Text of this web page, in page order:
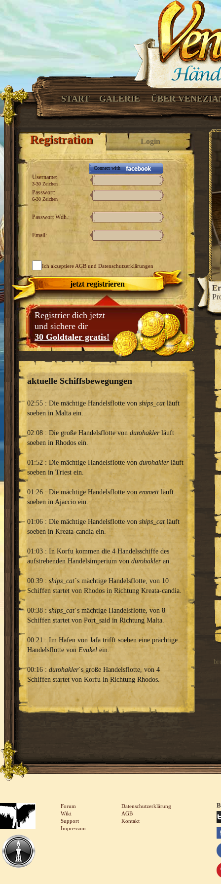
START GALERIE ÜBER
Registration Login
Connect with
Username:
3-30 Zeichen
Passwort:
6-30 Zeichen
Passwort Wdh.:
Email:
Ich akzeptiere AGB und Datenschutzerklärungen
jetzt registrieren
Registrier dich jetzt
und sichere dir
30 Goldtaler gratis!
aktuelle Schiffsbewegungen
02:55 : Die mächtige Handelsflotte von ships_cat läuft
soeben in Malta ein.
02:08 : Die große Handelsflotte von durohaklerläuft
soeben in Rhodos ein.
01:52 : Die mächtige Handelsflotte von durohaklerläuft
soeben in Triest ein.
01:26 : Die mächtige Handelsflotte von emmett läuft
soeben in Ajaccio ein.
01:06 : Die mächtige Handelsflotte von ships_cat läuft
soeben in Kreata-candia ein.
01:03 : In Korfu kommen die 4 Handelsschiffe des
aufstrebenden Handelsimperium von durohakleran.
00:39 : ships_cat´s mächtige Handelsflotte, von 10
Schiffen startet von Rhodos in Richtung Kreata-candia.
00:38 : ships_cat´s mächtige Handelsflotte, von 8
Schiffen startet von Port_said in Richtung Malta.
00:21 : Im Hafen von Jafa trifft soeben eine prächtige
Handelsflotte von Evukel ein.
00:16 : durohakler´s große Handelsflotte, von 4
Schiffen startet von Korfu in Richtung Rhodos.
Stadtfürsten!Ergreife machtvolle Ämter und
zu einer glanzvollen Handelsmetropole aus.
Forum
Wiki
Support
Impressum
Datenschutzerklärung
AGB
Kontakt